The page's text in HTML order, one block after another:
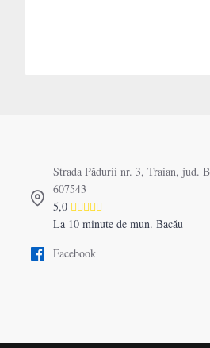
Strada Pădurii nr. 3, Traian, jud.
607543
5,0
La 10 minute de mun. Bacău
Facebook